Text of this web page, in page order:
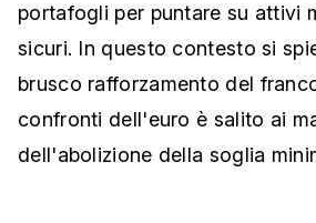
portafogli per puntare su attivi
sicuri. In questo contesto si
brusco rafforzamento del
confronti dell'euro è salito ai
dell'abolizione della soglia